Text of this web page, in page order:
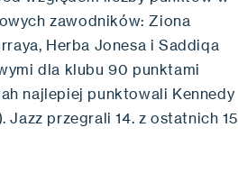
zawodników: Ziona
Herba Jonesa i Saddiqa
dla klubu 90 punktami
najlepiej punktowali Kennedy
Jazz przegrali 14. z ostatnich 15